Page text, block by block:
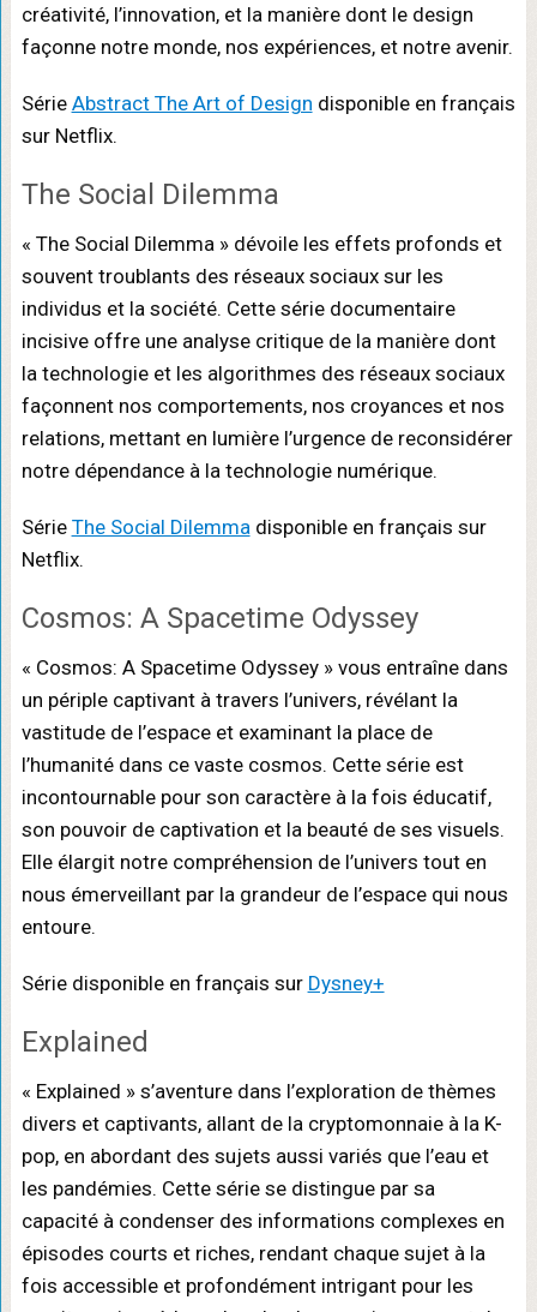
créativité, l’innovation, et la manière dont le design
façonne notre monde, nos expériences, et notre avenir.
Série Abstract The Art of Design disponible en français
sur Netflix.
The Social Dilemma
« The Social Dilemma » dévoile les effets profonds et
souvent troublants des réseaux sociaux sur les
individus et la société. Cette série documentaire
incisive offre une analyse critique de la manière dont
la technologie et les algorithmes des réseaux sociaux
façonnent nos comportements, nos croyances et nos
relations, mettant en lumière l’urgence de reconsidérer
notre dépendance à la technologie numérique.
Série The Social Dilemma disponible en français sur
Netflix.
Cosmos: A Spacetime Odyssey
« Cosmos: A Spacetime Odyssey » vous entraîne dans
un périple captivant à travers l’univers, révélant la
vastitude de l’espace et examinant la place de
l’humanité dans ce vaste cosmos. Cette série est
incontournable pour son caractère à la fois éducatif,
son pouvoir de captivation et la beauté de ses visuels.
Elle élargit notre compréhension de l’univers tout en
nous émerveillant par la grandeur de l’espace qui nous
entoure.
Série disponible en français sur Dysney+
Explained
« Explained » s’aventure dans l’exploration de thèmes
divers et captivants, allant de la cryptomonnaie à la K-
pop, en abordant des sujets aussi variés que l’eau et
les pandémies. Cette série se distingue par sa
capacité à condenser des informations complexes en
épisodes courts et riches, rendant chaque sujet à la
fois accessible et profondément intrigant pour les